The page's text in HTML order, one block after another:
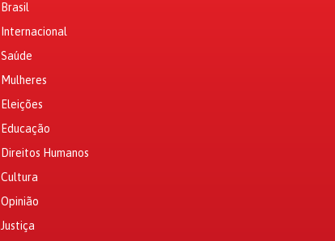
Brasil
Internacional
Saúde
Mulheres
Eleições
Educação
Direitos Humanos
Cultura
Opinião
Justiça